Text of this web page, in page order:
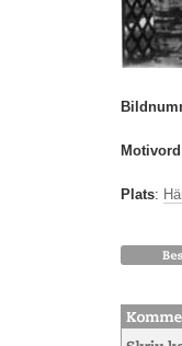
Motivord
Plats: